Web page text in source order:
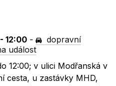
12:00 -
dopravní
událost
12:00; v ulici Modřanská v
cesta, u zastávky MHD,